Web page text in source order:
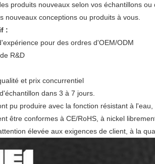
produits nouveaux selon vos échantillons ou
nouveaux conceptions ou produits à vous.
:
pour des ordres d'OEM/ODM
R&D
et prix concurrentiel
dans 3 à 7 jours.
pu produire avec la fonction résistant à
être conformes à CE/RoHS, à nickel
élevée aux exigences de client, à la